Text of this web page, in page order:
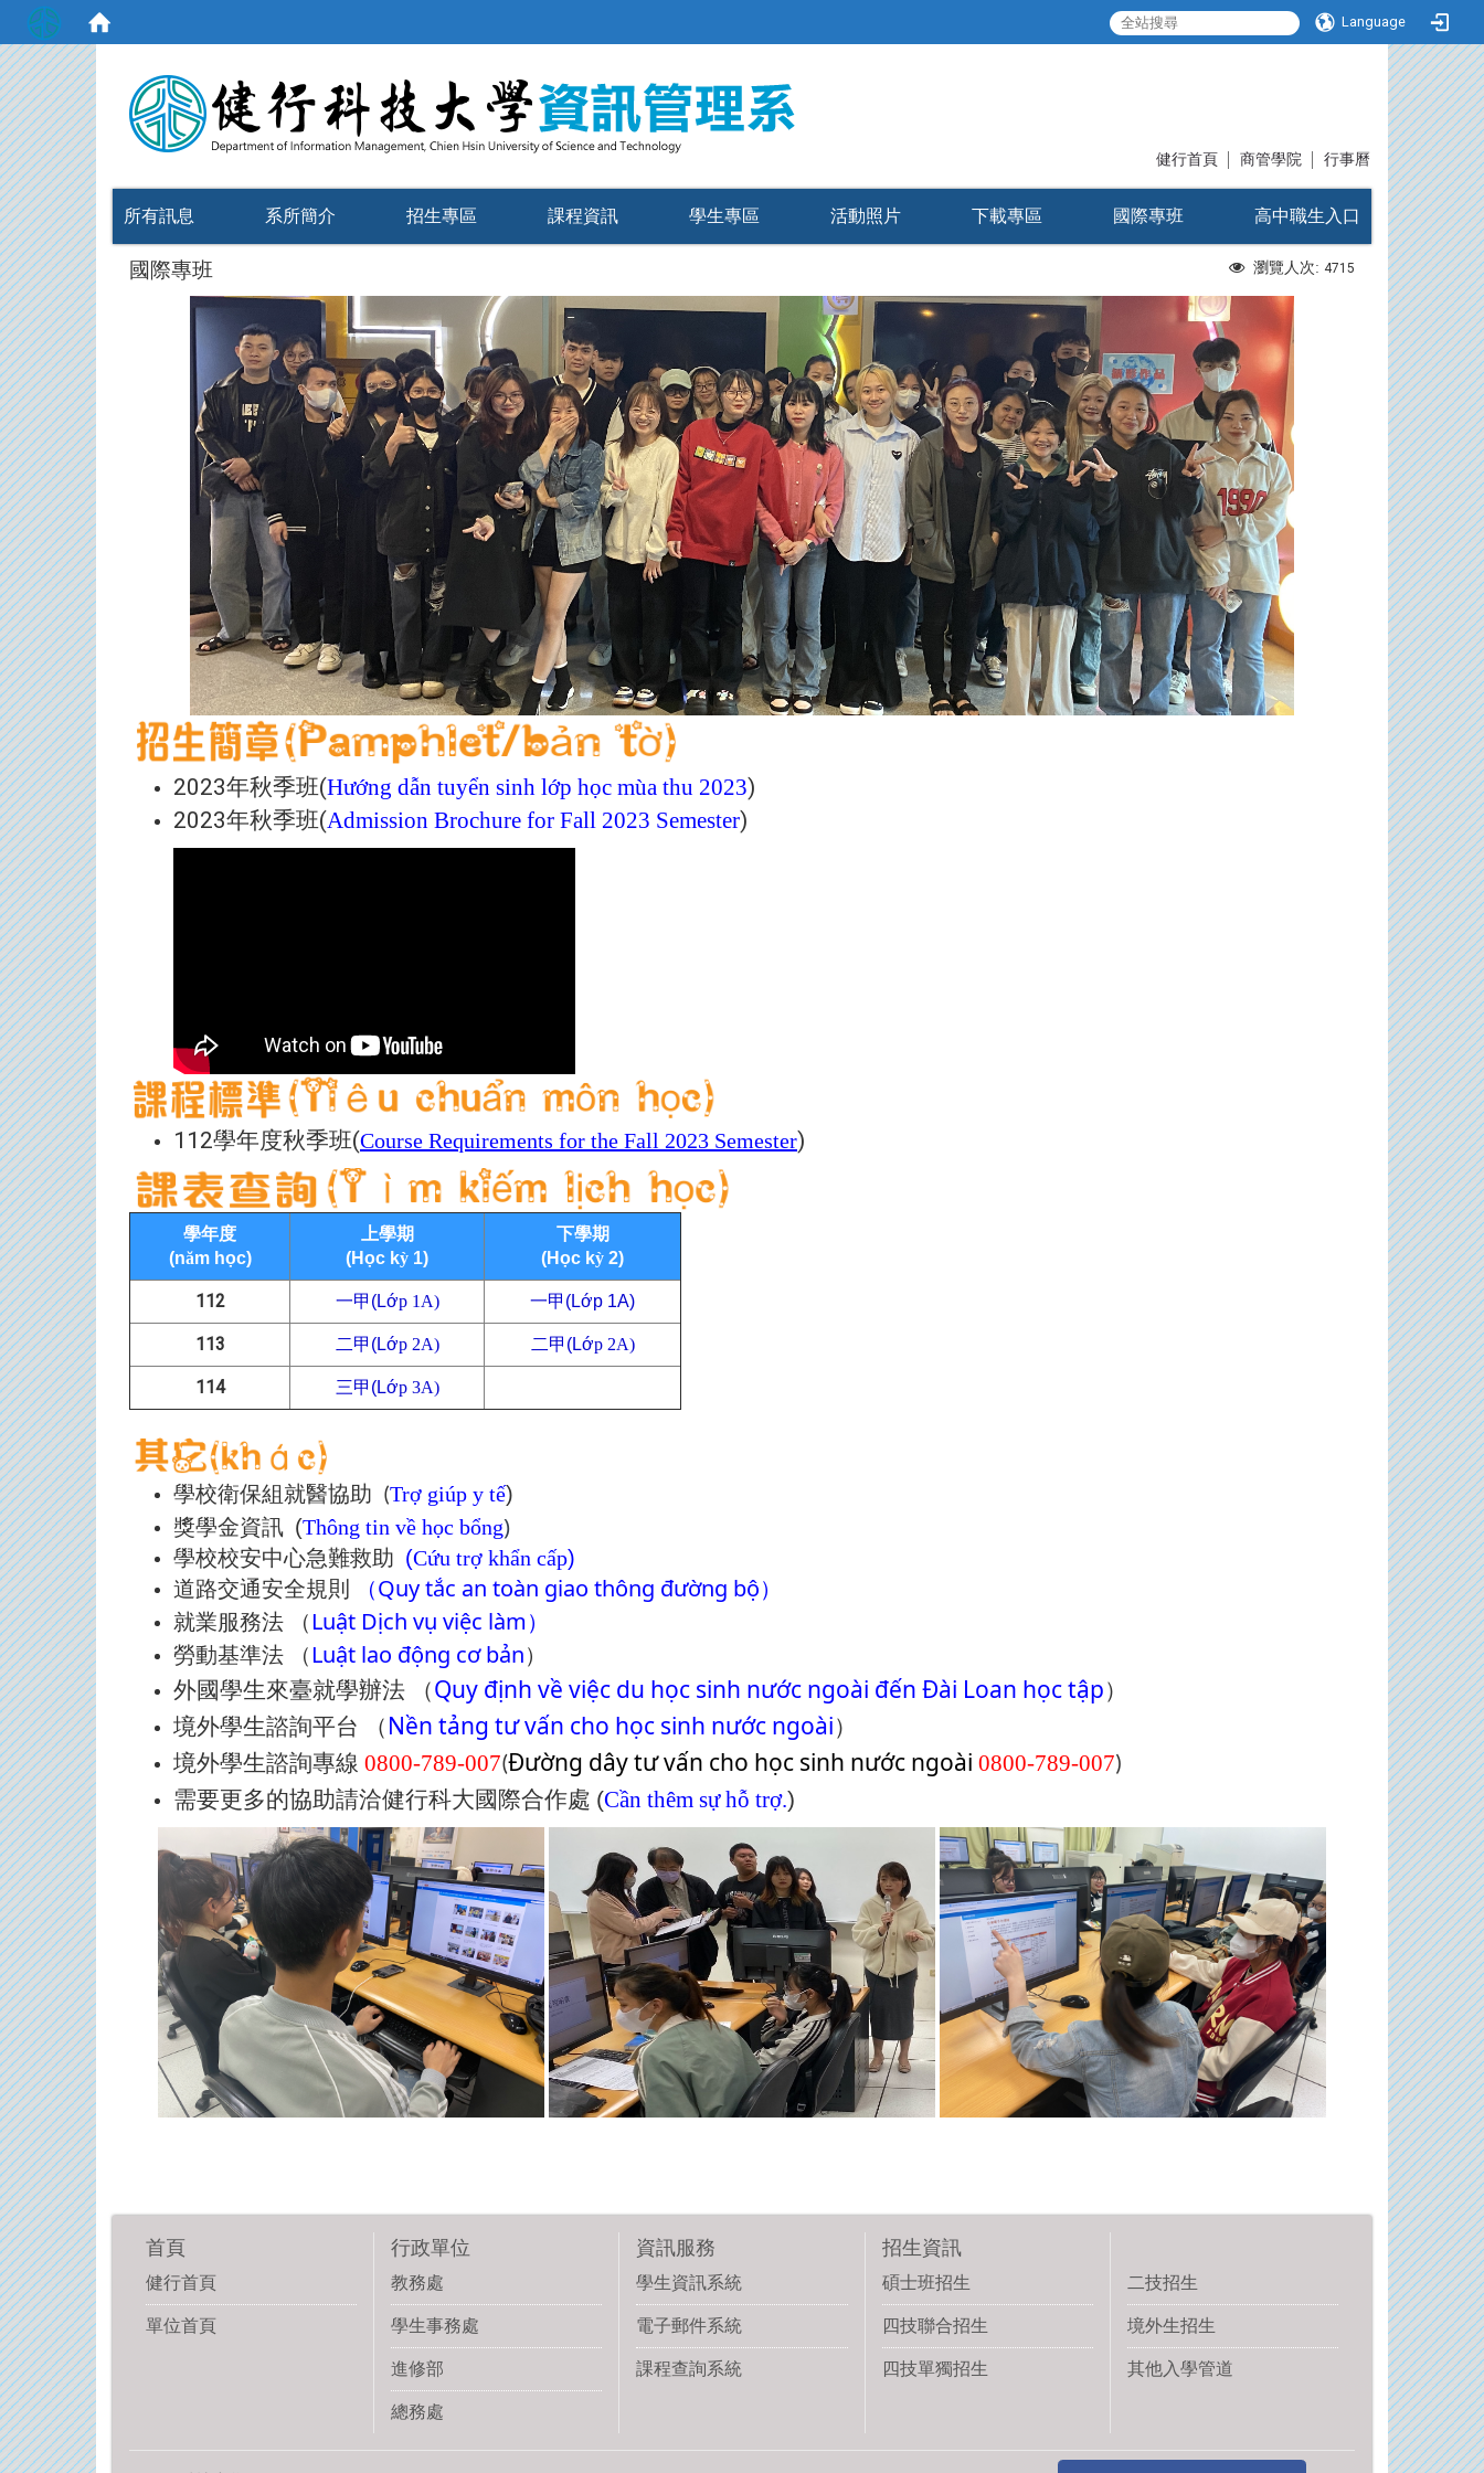
Language
健行首頁 商管學院 行事曆
所有訊息 系所簡介 招生專區 課程資訊 學生專區 活動照片 下載專區 國際專班 高中職生入口
瀏覽人次: 4715
國際專班
2023年秋季班(Hướng dẫn tuyển sinh lớp học mùa thu 2023)
2023年秋季班(Admission Brochure for Fall 2023 Semester)
112學年度秋季班(Course Requirements for the Fall 2023 Semester)
學年度
(năm học)
上學期
(Học kỳ 1)
下學期
(Học kỳ 2)
112 一甲(Lớp 1A) 一甲(Lớp 1A)
113 二甲(Lớp 2A) 二甲(Lớp 2A)
114 三甲(Lớp 3A)
學校衛保組就醫協助 (Trợ giúp y tế)
獎學金資訊 (Thông tin về học bổng)
學校校安中心急難救助 (Cứu trợ khẩn cấp)
道路交通安全規則
（Quy tắc an toàn giao thông đường bộ）
就業服務法
（ Luật Dịch vụ việc làm ）
勞動基準法
（ Luật lao động cơ bản）
外國學生來臺就學辦法 （Quy định về việc du học sinh nước ngoài đến Đài Loan học tập）
境外學生諮詢平台 （ Nền tảng tư vấn cho học sinh nước ngoài）
境外學生諮詢專線 0800-789-007(Đường dây tư vấn cho học sinh nước ngoài 0800-789-007)
需要更多的協助請洽健行科大國際合作處 (Cần thêm sự hỗ trợ.)
首頁
健行首頁
單位首頁
行政單位
教務處
學生事務處
進修部
總務處
資訊服務
學生資訊系統
電子郵件系統
課程查詢系統
招生資訊
碩士班招生
四技聯合招生
四技單獨招生
二技招生
境外生招生
其他入學管道